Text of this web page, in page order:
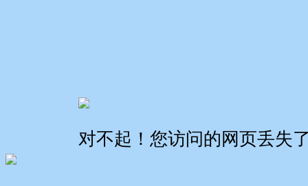
对不起！您访问的网页丢失